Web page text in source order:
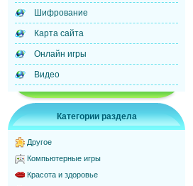
Шифрование
Карта сайта
Онлайн игры
Видео
Категории раздела
Другое
Компьютерные игры
Красота и здоровье